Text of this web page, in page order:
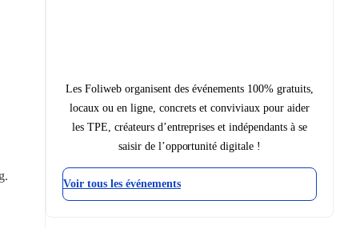
Les Foliweb organisent des événements 100% gratuits,
locaux ou en ligne, concrets et conviviaux pour aider
les TPE, créateurs d’entreprises et indépendants à se
saisir de l’opportunité digitale !
Voir tous les événements